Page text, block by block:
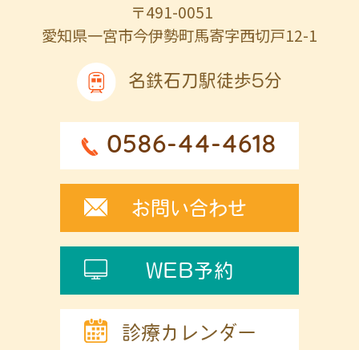
〒491-0051
愛知県一宮市今伊勢町馬寄字西切戸12-1
名鉄石刀駅徒歩5分
0586-44-4618
お問い合わせ
WEB予約
診療カレンダー